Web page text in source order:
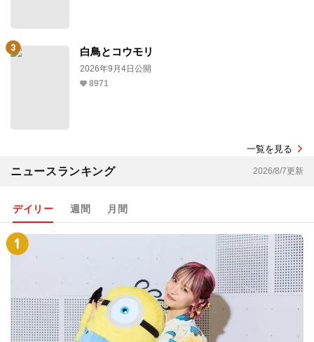
白鳥とコウモリ
2026年9月4日公開
8971
一覧を見る
ニュースランキング 2026/8/7更新
デイリー 週間 月間